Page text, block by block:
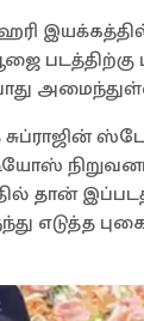
சுப்ராஜின்
தான்
எடுத்த